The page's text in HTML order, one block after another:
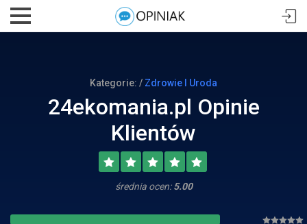
Kategorie: / Zdrowie I Uroda
24ekomania.pl Opinie
Klientów
średnia ocen:5.00